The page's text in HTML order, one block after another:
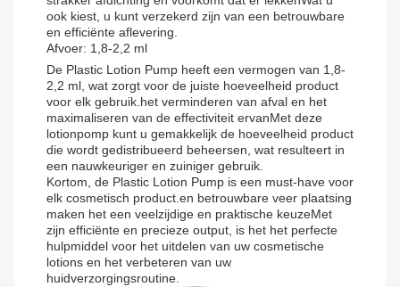
ook kiest, u kunt verzekerd zijn van een betrouwbare
en efficiënte aflevering.
Afvoer: 1,8-2,2 ml
De Plastic Lotion Pump heeft een vermogen van 1,8-
2,2 ml, wat zorgt voor de juiste hoeveelheid product
voor elk gebruik.het verminderen van afval en het
maximaliseren van de effectiviteit ervanMet deze
lotionpomp kunt u gemakkelijk de hoeveelheid product
die wordt gedistribueerd beheersen, wat resulteert in
een nauwkeuriger en zuiniger gebruik.
Kortom, de Plastic Lotion Pump is een must-have voor
elk cosmetisch product.en betrouwbare veer plaatsing
maken het een veelzijdige en praktische keuzeMet
zijn efficiënte en precieze output, is het het perfecte
hulpmiddel voor het uitdelen van uw cosmetische
lotions en het verbeteren van uw
huidverzorgingsroutine.